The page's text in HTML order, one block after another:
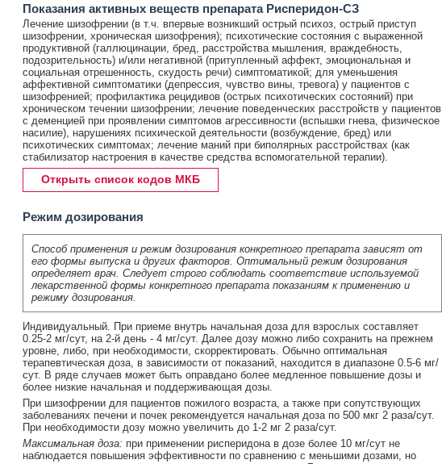
Показания активных веществ препарата Рисперидон-СЗ
Лечение шизофрении (в т.ч. впервые возникший острый психоз, острый приступ
шизофрении, хроническая шизофрения); психотические состояния с выраженной
продуктивной (галлюцинации, бред, расстройства мышления, враждебность,
подозрительность) и/или негативной (притупленный аффект, эмоциональная и
социальная отрешенность, скудость речи) симптоматикой; для уменьшения
аффективной симптоматики (депрессия, чувство вины, тревога) у пациентов с
шизофренией; профилактика рецидивов (острых психотических состояний) при
хроническом течении шизофрении; лечение поведенческих расстройств у пациентов
с деменцией при проявлении симптомов агрессивности (вспышки гнева, физическое
насилие), нарушениях психической деятельности (возбуждение, бред) или
психотических симптомах; лечение маний при биполярных расстройствах (как
стабилизатор настроения в качестве средства вспомогательной терапии).
Открыть список кодов МКБ
Режим дозирования
Способ применения и режим дозирования конкретного препарата зависят от
его формы выпуска и других факторов. Оптимальный режим дозирования
определяет врач. Следует строго соблюдать соответствие используемой
лекарственной формы конкретного препарата показаниям к применению и
режиму дозирования.
Индивидуальный. При приеме внутрь начальная доза для взрослых составляет
0.25-2 мг/сут, на 2-й день - 4 мг/сут. Далее дозу можно либо сохранить на прежнем
уровне, либо, при необходимости, скорректировать. Обычно оптимальная
терапевтическая доза, в зависимости от показаний, находится в диапазоне 0.5-6 мг/
сут. В ряде случаев может быть оправдано более медленное повышение дозы и
более низкие начальная и поддерживающая дозы.
При шизофрении для пациентов пожилого возраста, а также при сопутствующих
заболеваниях печени и почек рекомендуется начальная доза по 500 мкг 2 раза/сут.
При необходимости дозу можно увеличить до 1-2 мг 2 раза/сут.
Максимальная доза: при применении рисперидона в дозе более 10 мг/сут не
наблюдается повышения эффективности по сравнению с меньшими дозами, но